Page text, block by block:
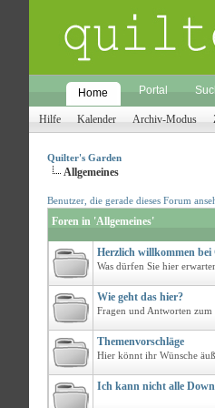
Home Portal
Hilfe Kalender Archiv-Modus
Quilter's Garden
Allgemeines
Benutzer, die gerade dieses Forum
Foren in 'Allgemeines'
Herzlich willkommen bei
Was dürfen Sie hier
Wie geht das hier?
Fragen und Antworten
Themenvorschläge
Hier könnt ihr Wünsche
Ich kann nicht alle